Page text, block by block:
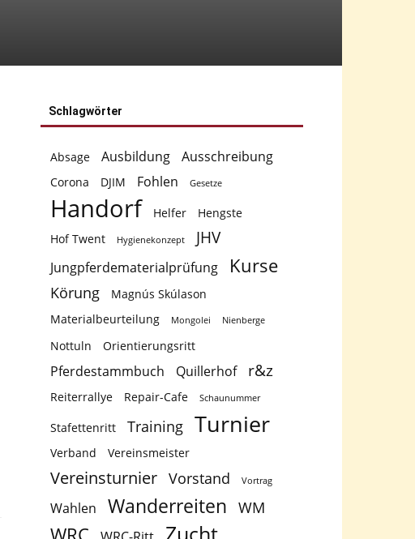
Schlagwörter
Absage Ausbildung Ausschreibung
Corona DJIM Fohlen Gesetze
Handorf Helfer
Hengste
Hof Twent
Hygienekonzept JHV
Jungpferdematerialprüfung Kurse
Körung
Magnús Skúlason
Materialbeurteilung
Mongolei Nienberge
Nottuln Orientierungsritt
Pferdestammbuch Quillerhof r&z
Reiterrallye Repair-Cafe Schaunummer
Stafettenritt Training Turnier
Verband Vereinsmeister
Vereinsturnier Vorstand Vortrag
Wahlen Wanderreiten WM
Zucht